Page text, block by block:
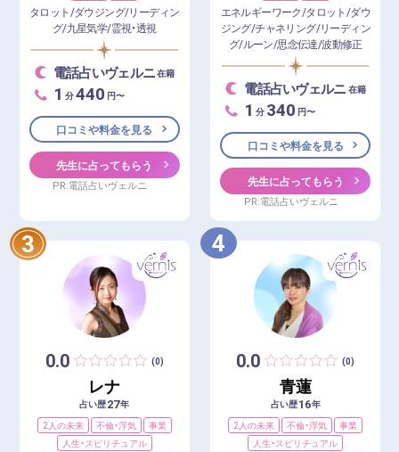
タロット/ダウジング/リーディン
グ/九星気学/霊視・透視
電話占いヴェルニ在籍
1 分440 円〜
口コミや料金を見る
先生に占ってもらう
PR:電話占いヴェルニ
エネルギーワーク/タロット/ダウ
ジング/チャネリング/リーディン
グ/ルーン/思念伝達/波動修正
電話占いヴェルニ 在籍
1 分 340 円〜
口コミや料金を見る
先生に占ってもらう
PR:電話占いヴェルニ
3
0.0 (0)
レナ
占い歴27年
2人の未来
不倫・浮気
事業
人生・スピリチュアル
4
0.0 (0)
青蓮
占い歴16年
2人の未来
不倫・浮気
事業
人生・スピリチュアル